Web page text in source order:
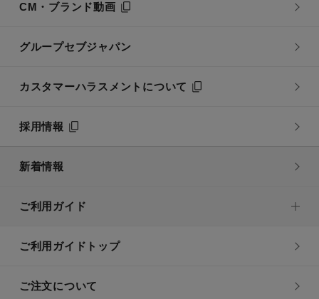
CM・ブランド動画
グループセブジャパン
カスタマーハラスメントについて
採用情報
新着情報
ご利用ガイド
ご利用ガイドトップ
ご注文について